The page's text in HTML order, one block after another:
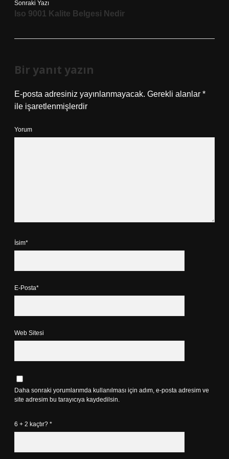
Sonraki Yazı
Iso 9001 Kalite Belgesi Nedir
Bir yanıt yazın
E-posta adresiniz yayınlanmayacak. Gerekli alanlar *
ile işaretlenmişlerdir
Yorum
İsim*
E-Posta*
Web Sitesi
Daha sonraki yorumlarımda kullanılması için adım, e-posta adresim ve
site adresim bu tarayıcıya kaydedilsin.
6 + 2 kaçtır? *